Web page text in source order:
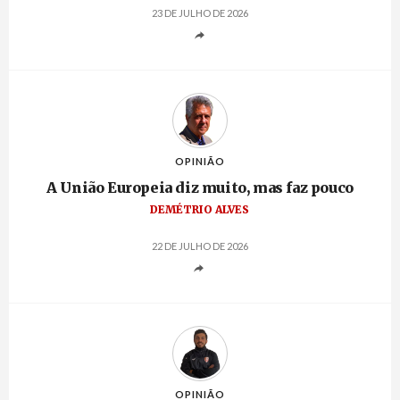
23 DE JULHO DE 2026
OPINIÃO
A União Europeia diz muito, mas faz pouco
DEMÉTRIO ALVES
22 DE JULHO DE 2026
OPINIÃO